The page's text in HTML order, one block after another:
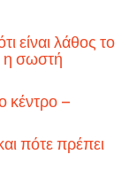
είναι λάθος το
η σωστή
κέντρο –
πότε πρέπει